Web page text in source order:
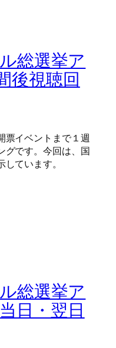
総選挙ア
後視聴回
票イベントまで１週
グです。今回は、国
ています。
総選挙ア
日・翌日